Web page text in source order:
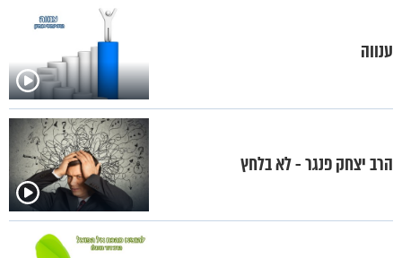
ענווה
הרב יצחק פנגר - לא בלחץ